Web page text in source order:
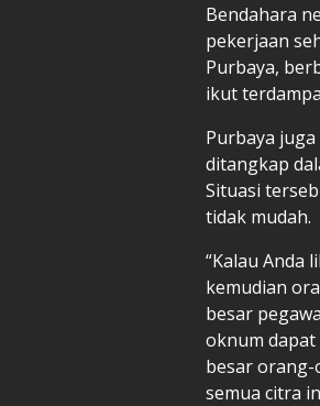
Bendahara
pekerjaan
Purbaya,
ikut
Purbaya
ditangkap
Situasi
tidak mudah.
“Kalau Anda
kemudian
besar
oknum dapat
besar
semua citra